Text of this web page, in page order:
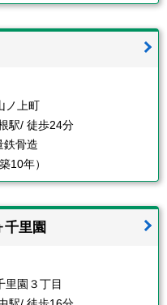
ノ上町
駅/ 徒歩24分
鉄骨造
10年）
千里園
里園３丁目